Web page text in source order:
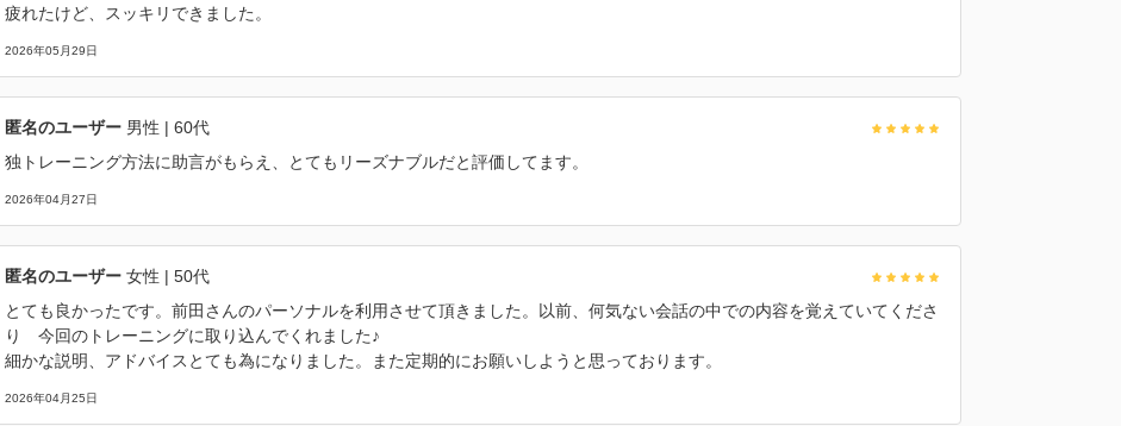
疲れたけど、スッキリできました。
2026年05月29日
匿名のユーザー 男性 | 60代
独トレーニング方法に助言がもらえ、とてもリーズナブルだと評価してます。
2026年04月27日
匿名のユーザー 女性 | 50代
とても良かったです。前田さんのパーソナルを利用させて頂きました。以前、何気ない会話の中での内容を覚えていてくださ
り 今回のトレーニングに取り込んでくれました♪
細かな説明、アドバイスとても為になりました。また定期的にお願いしようと思っております。
2026年04月25日